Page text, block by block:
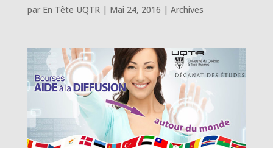
par En Tête UQTR| Mai 24, 2016 | Archives